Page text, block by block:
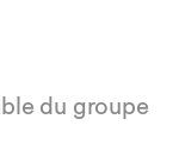
du groupe